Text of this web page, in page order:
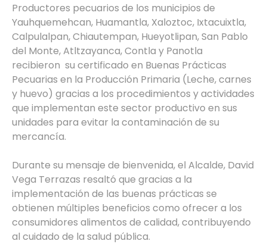
Productores pecuarios de los municipios de
Yauhquemehcan, Huamantla, Xaloztoc, Ixtacuixtla,
Calpulalpan, Chiautempan, Hueyotlipan, San Pablo
del Monte, Atltzayanca, Contla y Panotla
recibieron su certificado en Buenas Prácticas
Pecuarias en la Producción Primaria (Leche, carnes
y huevo) gracias a los procedimientos y actividades
que implementan este sector productivo en sus
unidades para evitar la contaminación de su
mercancía.
Durante su mensaje de bienvenida, el Alcalde, David
Vega Terrazas resaltó que gracias a la
implementación de las buenas prácticas se
obtienen múltiples beneficios como ofrecer a los
consumidores alimentos de calidad, contribuyendo
al cuidado de la salud pública.